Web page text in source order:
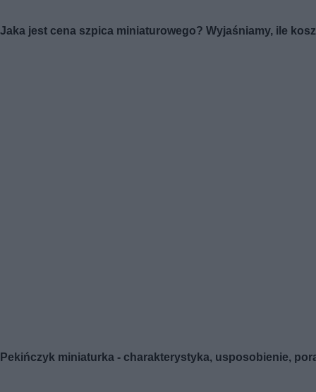
Jaka jest cena szpica miniaturowego? Wyjaśniamy, ile
Pekińczyk miniaturka - charakterystyka, usposobienie,